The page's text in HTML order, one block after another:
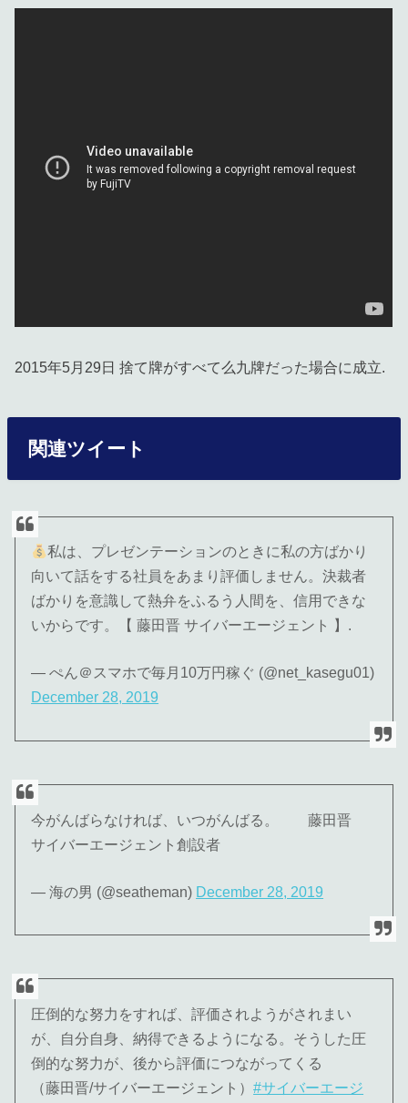
2015年5月29日 捨て牌がすべて么九牌だった場合に成立.
関連ツイート
私は、プレゼンテーションのときに私の方ばかり
向いて話をする社員をあまり評価しません。決裁者
ばかりを意識して熱弁をふるう人間を、信用できな
いからです。【 藤田晋 サイバーエージェント 】.
— ぺん＠スマホで毎月10万円稼ぐ (@net_kasegu01)
December 28, 2019
今がんばらなければ、いつがんばる。 藤田晋
サイバーエージェント創設者
— 海の男 (@seatheman) December 28, 2019
圧倒的な努力をすれば、評価されようがされまい
が、自分自身、納得できるようになる。そうした圧
倒的な努力が、後から評価につながってくる
（藤田晋/サイバーエージェント）#サイバーエージ